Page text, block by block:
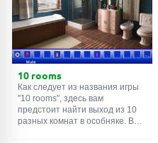
10 rooms
Как следует из названия игры
"10 rooms", здесь вам
предстоит найти выход из 10
разных комнат в особняке. В